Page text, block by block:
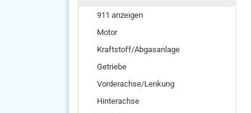
911 anzeigen
Motor
Kraftstoff/Abgasanlage
Getriebe
Vorderachse/Lenkung
Hinterachse